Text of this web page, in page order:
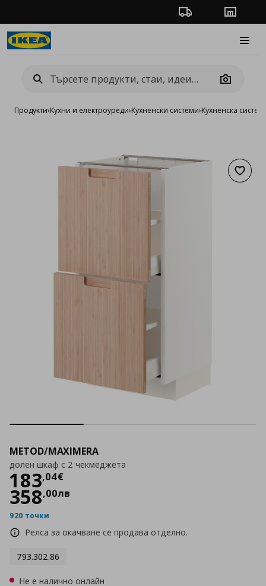
Проследяване на
Camera
Продукти›Кухни и електроуреди›Кухненски системи›Кухненска
METOD/MAXIMERA
долен шкаф с 2 чекмеджета
183,04€
Цена183,04 €
358,00лв
920 точки
Релса за окачване се продава отделно.
793.302.86
Не е налично онлайн